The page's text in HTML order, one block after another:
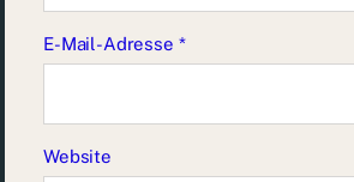
E-Mail-Adresse *
Website